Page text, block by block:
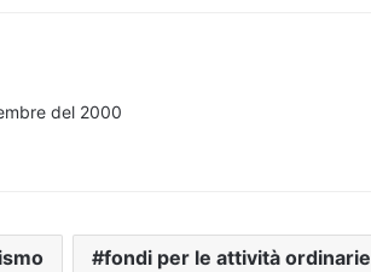
del 2000
fondi per le attività ordinarie